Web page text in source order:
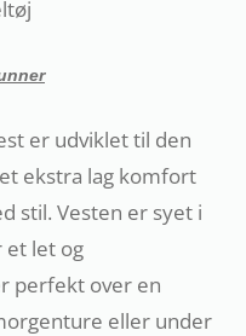
er udviklet til den
ekstra lag komfort
stil. Vesten er syet i
et let og
perfekt over en
eller under